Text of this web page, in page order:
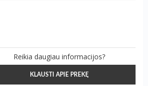
Reikia daugiau informacijos?
KLAUSTI APIE PREKĘ